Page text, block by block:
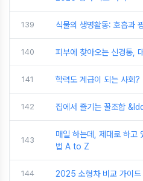
139 식물의 생명활동: 호흡과
140 피부에 찾아오는 신경통,
141 학력도 계급이 되는 사회
142 집에서 즐기는 꿀조합
143
매일 하는데, 제대로 하고
법 A to Z
144 2025 소형차 비교 가이드